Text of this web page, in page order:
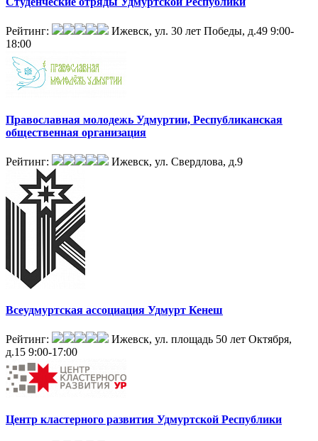
Рейтинг: Ижевск, ул. 30 лет Победы, д.49 9:00-
18:00
Православная молодежь Удмуртии, Республиканская
общественная организация
Рейтинг: Ижевск, ул. Свердлова, д.9
Всеудмуртская ассоциация Удмурт Кенеш
Рейтинг:
Ижевск, ул. площадь 50 лет Октября,
д.15 9:00-17:00
Центр кластерного развития Удмуртской Республики